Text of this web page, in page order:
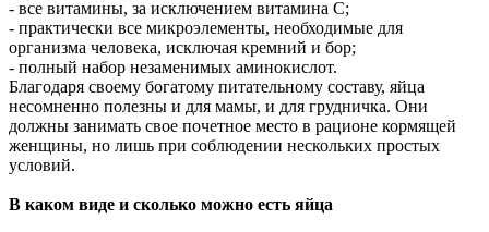
- все витамины, за исключением витамина С;
- практически все микроэлементы, необходимые для
организма человека, исключая кремний и бор;
- полный набор незаменимых аминокислот.
Благодаря своему богатому питательному составу, яйца
несомненно полезны и для мамы, и для грудничка. Они
должны занимать свое почетное место в рационе кормящей
женщины, но лишь при соблюдении нескольких простых
условий.
В каком виде и сколько можно есть яйца